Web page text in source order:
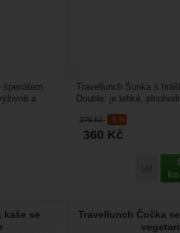
Bramborová kaše se špenátem Double'
špenátem
a
379Kč -5 %
360 Kč
Travellunch Šunka s
Double: je lehké,
kaše se
Travellunch Čočka